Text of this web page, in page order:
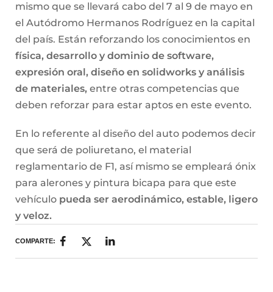
mismo que se llevará cabo del 7 al 9 de mayo en
el Autódromo Hermanos Rodríguez en la capital
del país. Están reforzando los conocimientos en
física, desarrollo y dominio de software,
expresión oral, diseño en solidworks y análisis
de materiales, entre otras competencias que
deben reforzar para estar aptos en este evento.
En lo referente al diseño del auto podemos decir
que será de poliuretano, el material
reglamentario de F1, así mismo se empleará ónix
para alerones y pintura bicapa para que este
vehículo pueda ser aerodinámico, estable, ligero
y veloz.
COMPARTE: